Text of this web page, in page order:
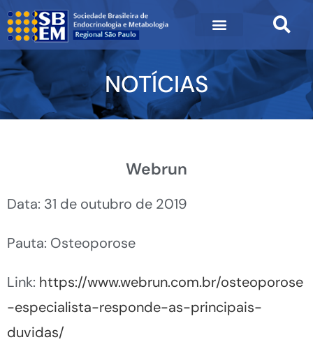
NOTÍCIAS
Webrun
Data: 31 de outubro de 2019
Pauta: Osteoporose
Link: https://www.webrun.com.br/osteoporose
-especialista-responde-as-principais-
duvidas/